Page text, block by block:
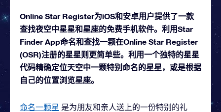
Online Star Register为iOS和安卓用户提供了一款
查找夜空中星星和星座的免费手机软件。利用Star
Finder App命名和查找一颗在Online Star Register
(OSR)注册的星星则更简单些。利用一个独特的星星
代码精确定位天空中一颗特别命名的星星，或是根据
自己的位置浏览星座。
命名一颗星 是为朋友和亲人送上的一份特别的礼